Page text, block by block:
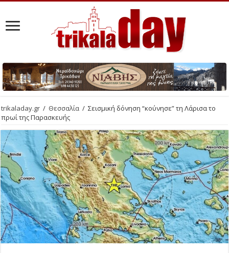
trikaladay.gr / Θεσσαλία / Σεισμική δόνηση “κούνησε” τη Λάρισα το
πρωί της Παρασκευής